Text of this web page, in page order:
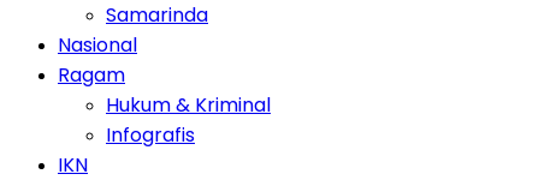
Samarinda
Nasional
Ragam
Hukum & Kriminal
Infografis
IKN